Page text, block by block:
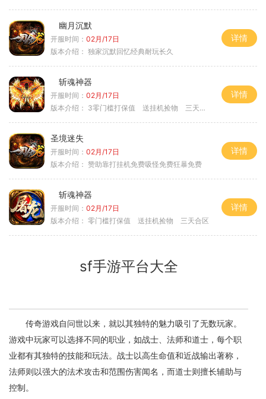
幽月沉默
开服时间： 02月/17日
版本介绍： 独家沉默回忆经典耐玩长久
详情
斩魂神器
开服时间： 02月/17日
版本介绍： 3零门槛打保值 送挂机捡物 三天合区
详情
圣境迷失
开服时间： 02月/17日
版本介绍： 赞助靠打挂机免费吸怪免费狂暴免费
详情
斩魂神器
开服时间： 02月/17日
版本介绍： 零门槛打保值 送挂机捡物 三天合区
详情
sf手游平台大全
传奇游戏自问世以来，就以其独特的魅力吸引了无数玩家。
游戏中玩家可以选择不同的职业，如战士、法师和道士，每个职
业都有其独特的技能和玩法。战士以高生命值和近战输出著称，
法师则以强大的法术攻击和范围伤害闻名，而道士则擅长辅助与
控制。